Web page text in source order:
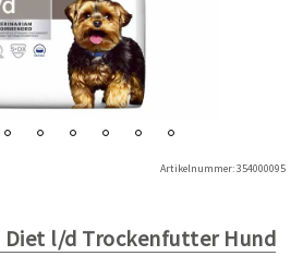
Artikelnummer:354000095
l/d Trockenfutter Hund